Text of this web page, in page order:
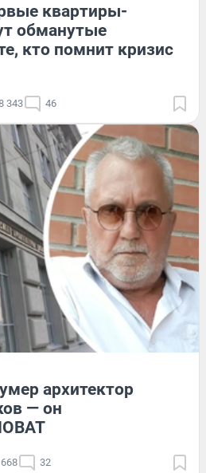
квартиры-
обманутые
кто помнит кризис
343 46
архитектор
— он
32